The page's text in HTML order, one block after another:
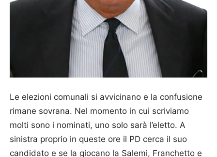
Le elezioni comunali si avvicinano e la confusione
rimane sovrana. Nel momento in cui scriviamo
molti sono i nominati, uno solo sarà l’eletto. A
sinistra proprio in queste ore il PD cerca il suo
candidato e se la giocano la Salemi, Franchetto e